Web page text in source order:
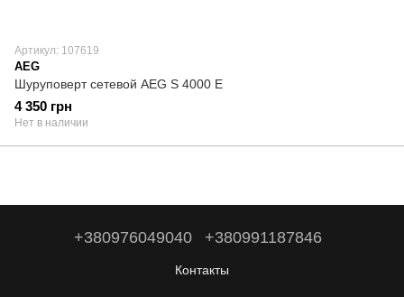
Артикул: 107619
AEG
Шуруповерт сетевой AEG S 4000 Е
4 350 грн
Нет в наличии
+380976049040 +380991187846
Контакты